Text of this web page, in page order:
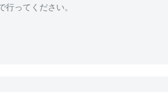
行ってください。